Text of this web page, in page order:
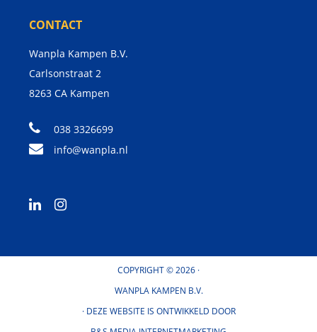
CONTACT
Wanpla Kampen B.V.
Carlsonstraat 2
8263 CA Kampen
038 3326699
info@wanpla.nl
COPYRIGHT © 2026 ·
WANPLA KAMPEN B.V.
· DEZE WEBSITE IS ONTWIKKELD DOOR